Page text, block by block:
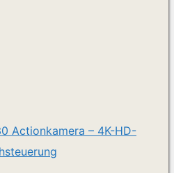
Actionkamera – 4K-HD-